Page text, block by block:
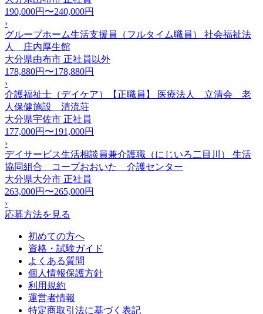
190,000円〜240,000円
›
グループホーム生活支援員（フルタイム職員） 社会福祉法
人 庄内厚生館
大分県由布市 正社員以外
178,880円〜178,880円
›
介護福祉士（デイケア）【正職員】 医療法人 立清会 老
人保健施設 清流荘
大分県宇佐市 正社員
177,000円〜191,000円
›
デイサービス生活相談員兼介護職（にじいろ二目川） 生活
協同組合 コープおおいた 介護センター
大分県大分市 正社員
263,000円〜265,000円
›
応募方法を見る
初めての方へ
資格・試験ガイド
よくある質問
個人情報保護方針
利用規約
運営者情報
特定商取引法に基づく表記